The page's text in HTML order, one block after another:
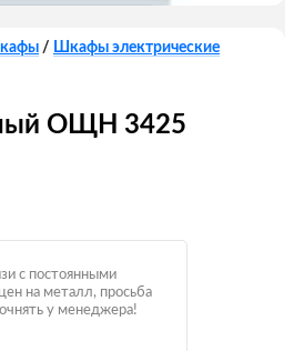
/ Шкафы электрические
ОЩН 3425
с постоянными
на металл, просьба
у менеджера!